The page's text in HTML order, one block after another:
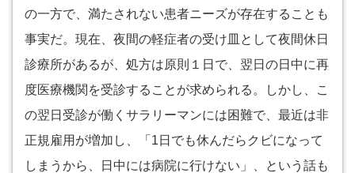
の一方で、満たされない患者ニーズが存在することも
事実だ。現在、夜間の軽症者の受け皿として夜間休日
診療所があるが、処方は原則１日で、翌日の日中に再
度医療機関を受診することが求められる。しかし、こ
の翌日受診が働くサラリーマンには困難で、最近は非
正規雇用が増加し、「1日でも休んだらクビになって
しまうから、日中には病院に行けない」、という話も